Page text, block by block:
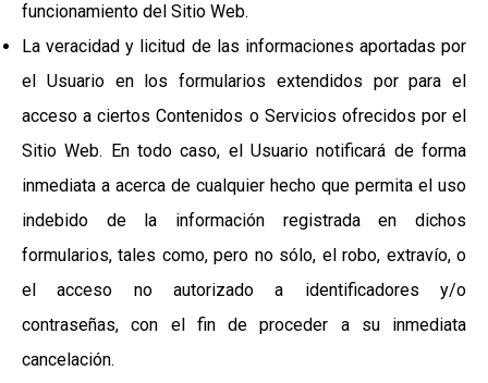
funcionamiento del Sitio Web.
La veracidad y licitud de las informaciones aportadas por
el Usuario en los formularios extendidos por para el
acceso a ciertos Contenidos o Servicios ofrecidos por el
Sitio Web. En todo caso, el Usuario notificará de forma
inmediata a acerca de cualquier hecho que permita el uso
indebido de la información registrada en dichos
formularios, tales como, pero no sólo, el robo, extravío, o
el acceso no autorizado a identificadores y/o
contraseñas, con el fin de proceder a su inmediata
cancelación.